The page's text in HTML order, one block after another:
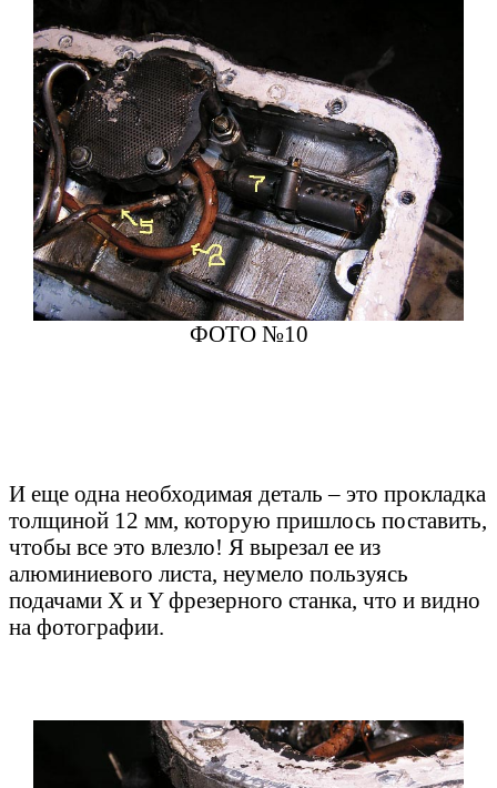
ФОТО №10
И еще одна необходимая деталь – это прокладка
толщиной 12 мм, которую пришлось поставить,
чтобы все это влезло! Я вырезал ее из
алюминиевого листа, неумело пользуясь
подачами X и Y фрезерного станка, что и видно
на фотографии.